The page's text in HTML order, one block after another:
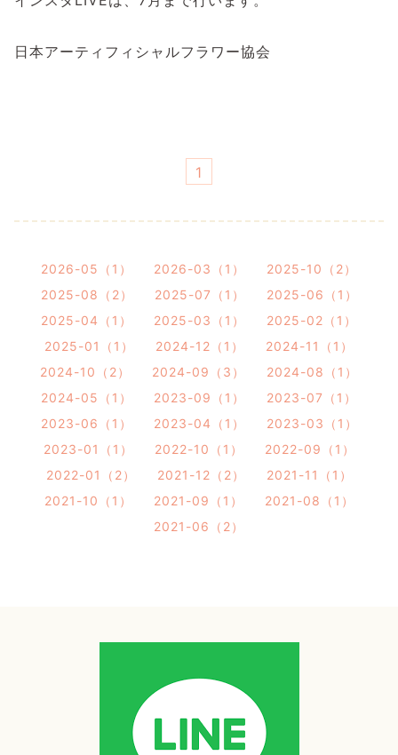
日本アーティフィシャルフラワー協会
1
2026-05（1） 2026-03（1）
2025-10（2）
2025-08（2）
2025-07（1）
2025-06（1）
2025-04（1）
2025-03（1）
2025-02（1）
2025-01（1）
2024-12（1）
2024-11（1）
2024-10（2）
2024-09（3）
2024-08（1）
2024-05（1）
2023-09（1）
2023-07（1）
2023-06（1）
2023-04（1）
2023-03（1）
2023-01（1）
2022-10（1）
2022-09（1）
2022-01（2）
2021-12（2）
2021-11（1）
2021-10（1）
2021-09（1）
2021-08（1）
2021-06（2）